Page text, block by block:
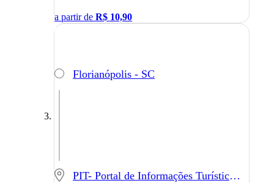
a partir de R$ 10,90
Florianópolis - SC
PIT- Portal de Informações Turísticas - Balneário Camboriú - SC